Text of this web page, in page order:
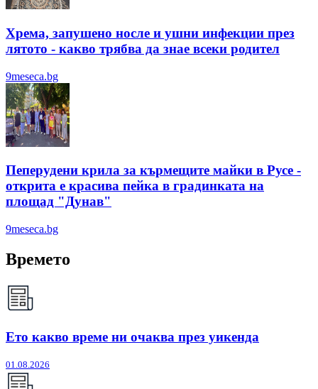
Хрема, запушено носле и ушни инфекции през
лятотo - какво трябва да знае всеки родител
9meseca.bg
Пеперудени крила за кърмещите майки в Русе -
открита е красива пейка в градинката на
площад "Дунав"
9meseca.bg
Времето
Ето какво време ни очаква през уикенда
01.08.2026